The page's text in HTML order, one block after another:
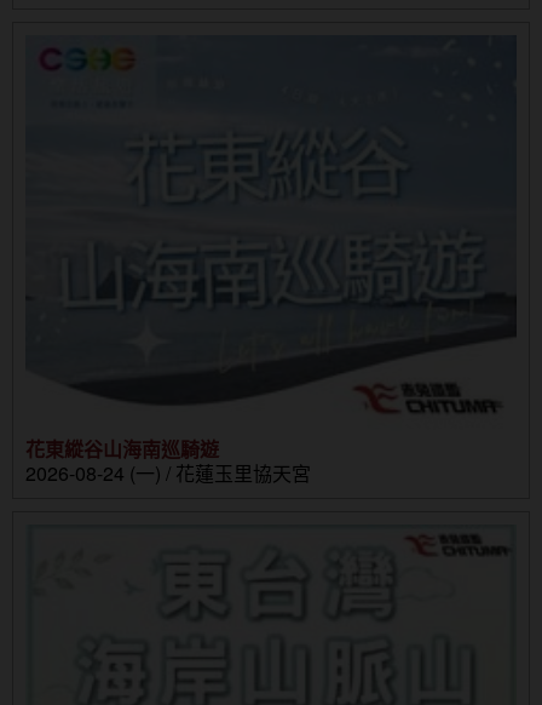
花東縱谷山海南巡騎遊
2026-08-24 (一) / 花蓮玉里協天宮